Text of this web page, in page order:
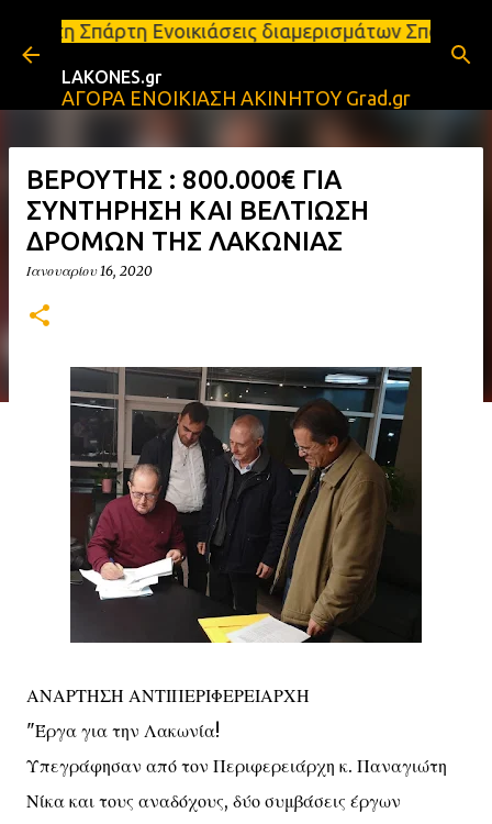
Μετάβαση στο κύριο περιεχόμενο
διαμερισμάτων Σπάρτη και
LAKONES.gr
ΑΓΟΡΑ ΕΝΟΙΚΙΑΣΗ ΑΚΙΝΗΤΟΥ Grad.gr
ΒΕΡΟΥΤΗΣ : 800.000€ ΓΙΑ
ΣΥΝΤΗΡΗΣΗ ΚΑΙ ΒΕΛΤΙΩΣΗ
ΔΡΟΜΩΝ ΤΗΣ ΛΑΚΩΝΙΑΣ
Ιανουαρίου 16, 2020
ΑΝΑΡΤΗΣΗ ΑΝΤΙΠΕΡΙΦΕΡΕΙΑΡΧΗ
"Έργα για την Λακωνία!
Υπεγράφησαν από τον Περιφερειάρχη κ. Παναγιώτη
Νίκα και τους αναδόχους, δύο συμβάσεις έργων